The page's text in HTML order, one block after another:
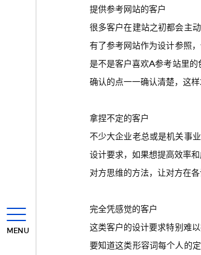
MENU
提供参考网站的客户
很多客户在建站之初都会主
有了参考网站作为设计参照
是不是客户喜欢A参考站里
确认的点一一确认清楚，这
拿捏不定的客户
不少大企业老总或是机关事
设计要求，如果想提高效率
对方思维的方法，让对方在
完全凭感觉的客户
这类客户的设计要求特别难
要知道这类形容词每个人的